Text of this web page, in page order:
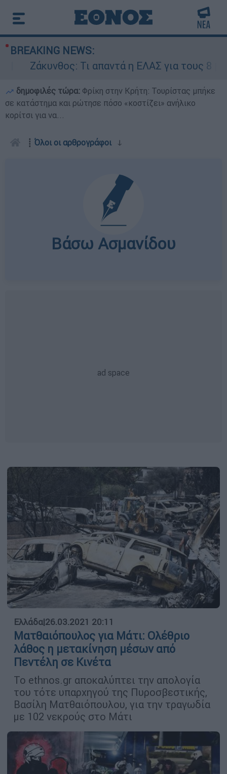
BREAKING NEWS:
Τι απαντά η ΕΛΑΣ για τους 8 βιασμούς
δημοφιλές τώρα: Φρίκη στην Κρήτη: Τουρίστας μπήκε
σε κατάστημα και ρώτησε πόσο «κοστίζει» ανήλικο
κορίτσι για να...
┋ Όλοι οι αρθρογράφοιↆ
Βάσω Ασμανίδου
Ελλάδα|26.03.2021 20:11
Ματθαιόπουλος για Μάτι: Ολέθριο
λάθος η μετακίνηση μέσων από
Πεντέλη σε Κινέτα
Το ethnos.gr αποκαλύπτει την απολογία
του τότε υπαρχηγού της Πυροσβεστικής,
Βασίλη Ματθαιόπουλου, για την τραγωδία
με 102 νεκρούς στο Μάτι